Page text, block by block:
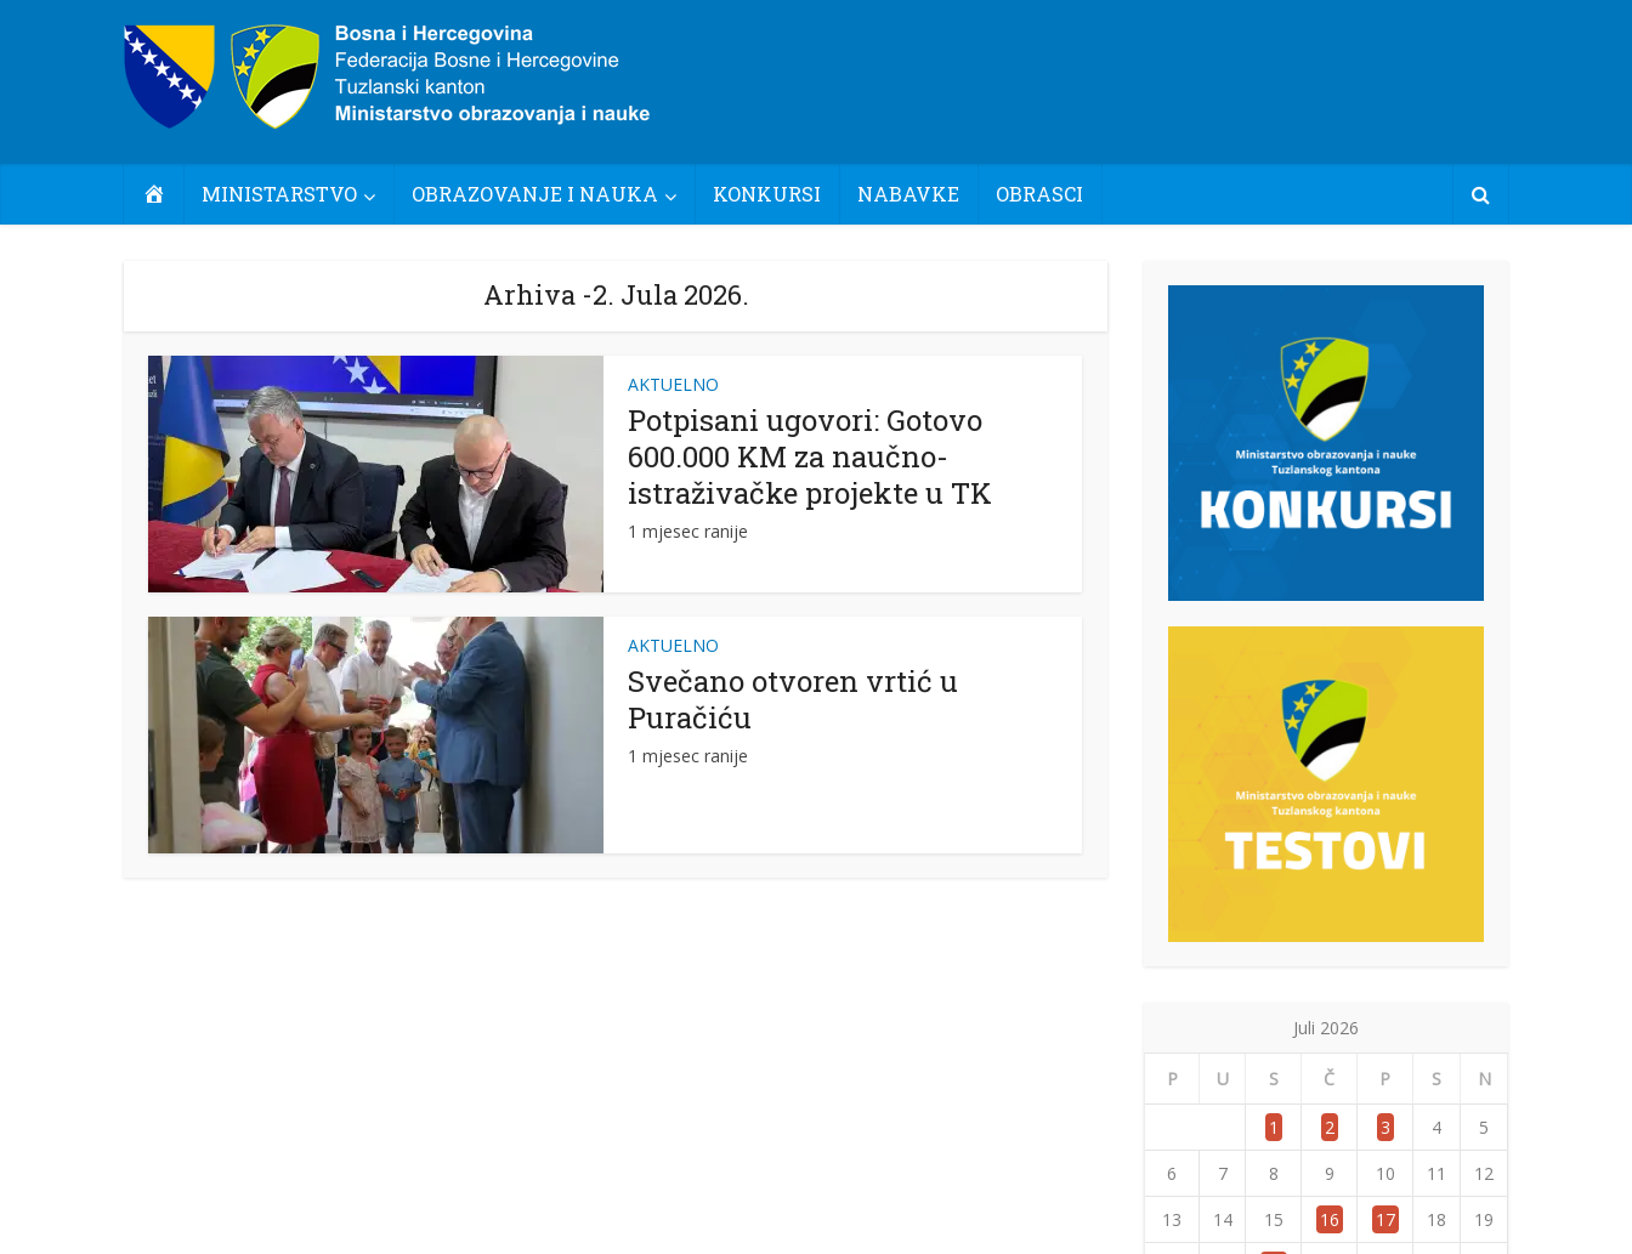
POČETNA
MINISTARSTVO OBRAZOVANJE I NAUKA KONKURSI NABAVKE OBRASCI
Arhiva -2. Jula 2026.
AKTUELNO
Potpisani ugovori: Gotovo
600.000 KM za naučno-
istraživačke projekte u TK
1 mjesec ranije
AKTUELNO
Svečano otvoren vrtić u
Puračiću
1 mjesec ranije
Juli 2026
P U S Č P S N
1 2 3 4
5
6
7 8 9 10 11
12
13
14 15 16 17 18
19